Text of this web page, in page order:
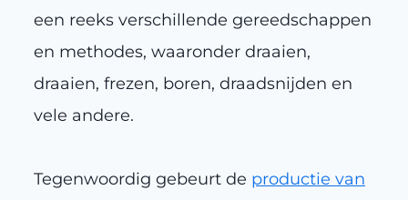
een reeks verschillende gereedschappen
en methodes, waaronder draaien,
draaien, frezen, boren, draadsnijden en
vele andere.
Tegenwoordig gebeurt de productie van